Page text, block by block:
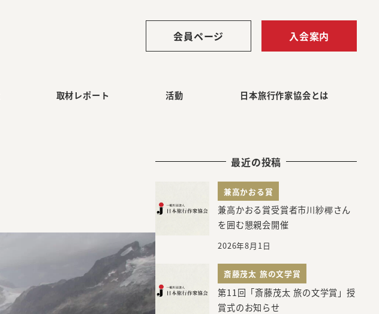
会員ページ 入会案内
取材レポート 活動 日本旅行作家協会とは
最近の投稿
兼高かおる賞
兼高かおる賞受賞者市川紗椰さん
を囲む懇親会開催
2026年8月1日
斎藤茂太 旅の文学賞
第11回「斎藤茂太 旅の文学賞」授
賞式のお知らせ